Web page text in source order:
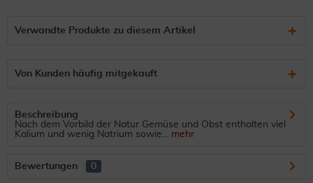
Verwandte Produkte zu diesem Artikel
Von Kunden häufig mitgekauft
Beschreibung
Nach dem Vorbild der Natur Gemüse und Obst enthalten viel
Kalium und wenig Natrium sowie... mehr
Bewertungen 0